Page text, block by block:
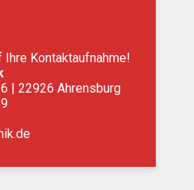
Ihre Kontaktaufnahme!
| 22926 Ahrensburg